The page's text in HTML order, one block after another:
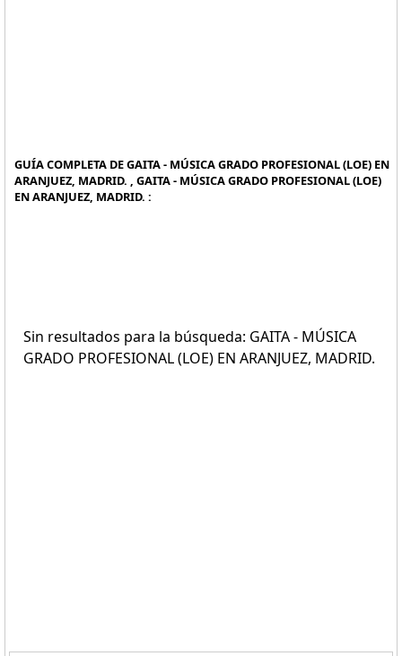
GUÍA COMPLETA DE GAITA - MÚSICA GRADO PROFESIONAL (LOE) EN
ARANJUEZ, MADRID. , GAITA - MÚSICA GRADO PROFESIONAL (LOE)
EN ARANJUEZ, MADRID. :
Sin resultados para la búsqueda: GAITA - MÚSICA
GRADO PROFESIONAL (LOE) EN ARANJUEZ, MADRID.